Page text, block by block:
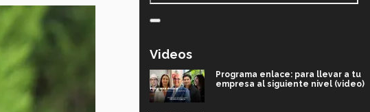
Videos
Programa enlace: para llevar a tu
empresa al siguiente nivel (video)